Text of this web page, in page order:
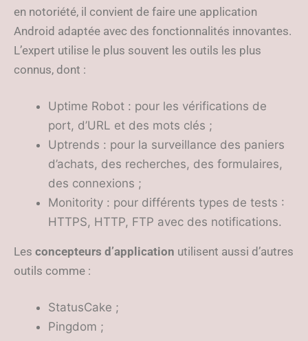
en notoriété, il convient de faire une application
Android adaptée avec des fonctionnalités innovantes.
L’expert utilise le plus souvent les outils les plus
connus, dont :
Uptime Robot : pour les vérifications de
port, d’URL et des mots clés ;
Uptrends : pour la surveillance des paniers
d’achats, des recherches, des formulaires,
des connexions ;
Monitority : pour différents types de tests :
HTTPS, HTTP, FTP avec des notifications.
Les concepteurs d’application utilisent aussi d’autres
outils comme :
StatusCake ;
Pingdom ;